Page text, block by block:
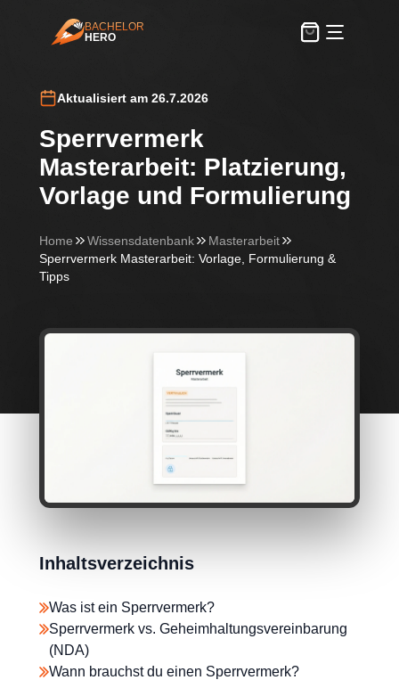
BachelorHero
BACHELOR
HERO
Aktualisiert am 26.7.2026
Sperrvermerk
Masterarbeit: Platzierung,
Vorlage und Formulierung
Home Wissensdatenbank
Masterarbeit
Sperrvermerk Masterarbeit: Vorlage, Formulierung &
Tipps
Inhaltsverzeichnis
Was ist ein Sperrvermerk?
Sperrvermerk vs. Geheimhaltungsvereinbarung
(NDA)
Wann brauchst du einen Sperrvermerk?